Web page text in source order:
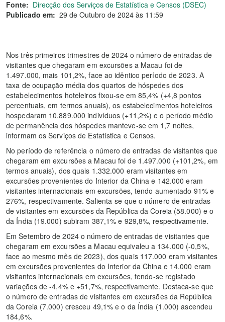
Fonte: Direcção dos Serviços de Estatística e Censos (DSEC)
Publicado em: 29 de Outubro de 2024 às 11:59
Nos três primeiros trimestres de 2024 o número de entradas de
visitantes que chegaram em excursões a Macau foi de
1.497.000, mais 101,2%, face ao idêntico período de 2023. A
taxa de ocupação média dos quartos de hóspedes dos
estabelecimentos hoteleiros fixou-se em 85,4% (+4,8 pontos
percentuais, em termos anuais), os estabelecimentos hoteleiros
hospedaram 10.889.000 indivíduos (+11,2%) e o período médio
de permanência dos hóspedes manteve-se em 1,7 noites,
informam os Serviços de Estatística e Censos.
No período de referência o número de entradas de visitantes que
chegaram em excursões a Macau foi de 1.497.000 (+101,2%, em
termos anuais), dos quais 1.332.000 eram visitantes em
excursões provenientes do Interior da China e 142.000 eram
visitantes internacionais em excursões, tendo aumentado 91% e
276%, respectivamente. Salienta-se que o número de entradas
de visitantes em excursões da República da Coreia (58.000) e o
da Índia (19.000) subiram 387,1% e 929,8%, respectivamente.
Em Setembro de 2024 o número de entradas de visitantes que
chegaram em excursões a Macau equivaleu a 134.000 (-0,5%,
face ao mesmo mês de 2023), dos quais 117.000 eram visitantes
em excursões provenientes do Interior da China e 14.000 eram
visitantes internacionais em excursões, tendo-se registado
variações de -4,4% e +51,7%, respectivamente. Destaca-se que
o número de entradas de visitantes em excursões da República
da Coreia (7.000) cresceu 49,1% e o da Índia (1.000) ascendeu
184,6%.